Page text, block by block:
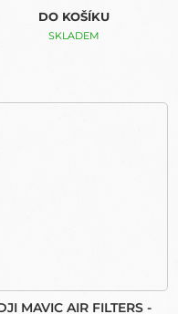
DO KOŠÍKU
SKLADEM
MAVIC AIR FILTERS -